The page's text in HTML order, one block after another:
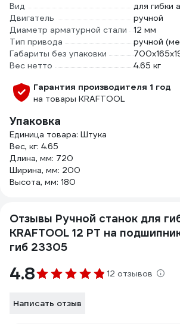
Вид
для гибки
Двигатель
ручной
Диаметр арматурной стали
12 мм
Тип привода
ручной
Габариты без упаковки
Вес нетто
4.65 кг
Гарантия производителя 1 год
на товары KRAFTOOL
Упаковка
Единица товара: Штука
Вес, кг: 4.65
Длина, мм: 720
Ширина, мм: 200
Высота, мм: 180
Отзывы Ручной станок для
KRAFTOOL 12 PT на
гиб 23305
4.8 12 отзывов
Написать отзыв